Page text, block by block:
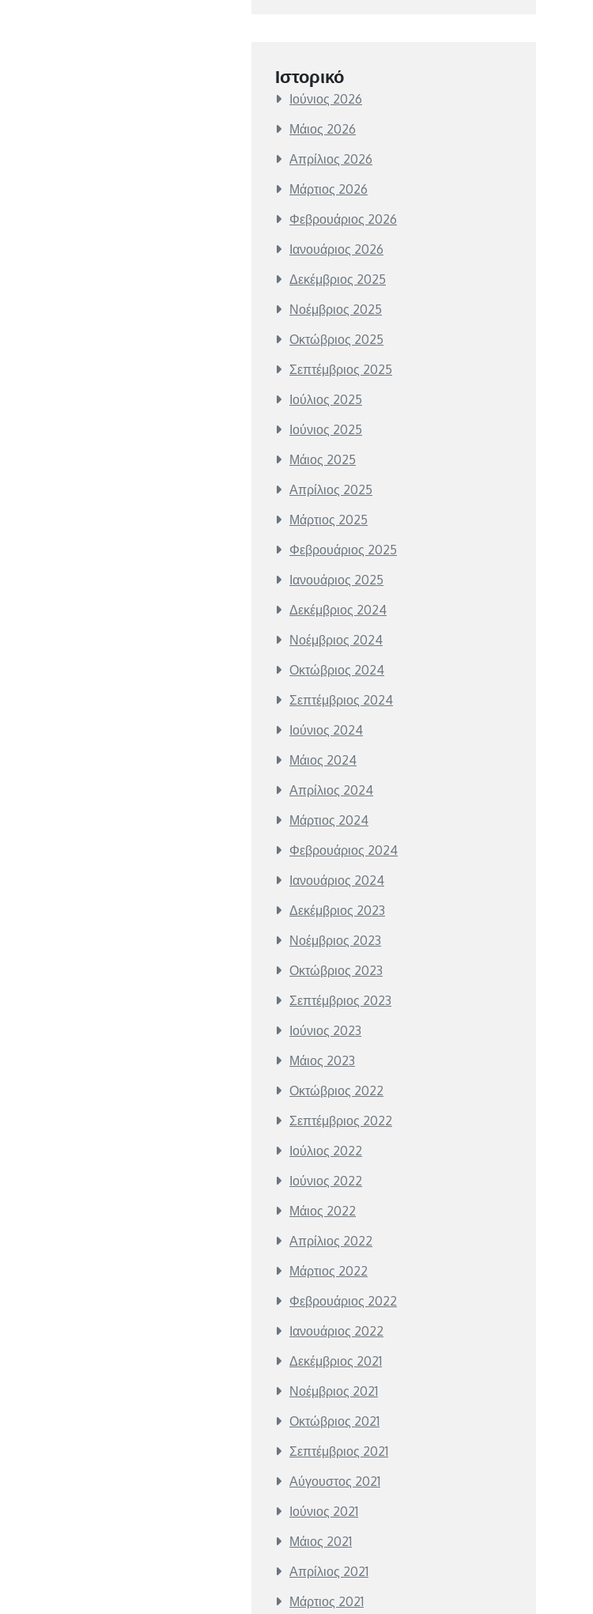
Ιστορικό
Ιούνιος 2026
Μάιος 2026
Απρίλιος 2026
Μάρτιος 2026
Φεβρουάριος 2026
Ιανουάριος 2026
Δεκέμβριος 2025
Νοέμβριος 2025
Οκτώβριος 2025
Σεπτέμβριος 2025
Ιούλιος 2025
Ιούνιος 2025
Μάιος 2025
Απρίλιος 2025
Μάρτιος 2025
Φεβρουάριος 2025
Ιανουάριος 2025
Δεκέμβριος 2024
Νοέμβριος 2024
Οκτώβριος 2024
Σεπτέμβριος 2024
Ιούνιος 2024
Μάιος 2024
Απρίλιος 2024
Μάρτιος 2024
Φεβρουάριος 2024
Ιανουάριος 2024
Δεκέμβριος 2023
Νοέμβριος 2023
Οκτώβριος 2023
Σεπτέμβριος 2023
Ιούνιος 2023
Μάιος 2023
Οκτώβριος 2022
Σεπτέμβριος 2022
Ιούλιος 2022
Ιούνιος 2022
Μάιος 2022
Απρίλιος 2022
Μάρτιος 2022
Φεβρουάριος 2022
Ιανουάριος 2022
Δεκέμβριος 2021
Νοέμβριος 2021
Οκτώβριος 2021
Σεπτέμβριος 2021
Αύγουστος 2021
Ιούνιος 2021
Μάιος 2021
Απρίλιος 2021
Μάρτιος 2021